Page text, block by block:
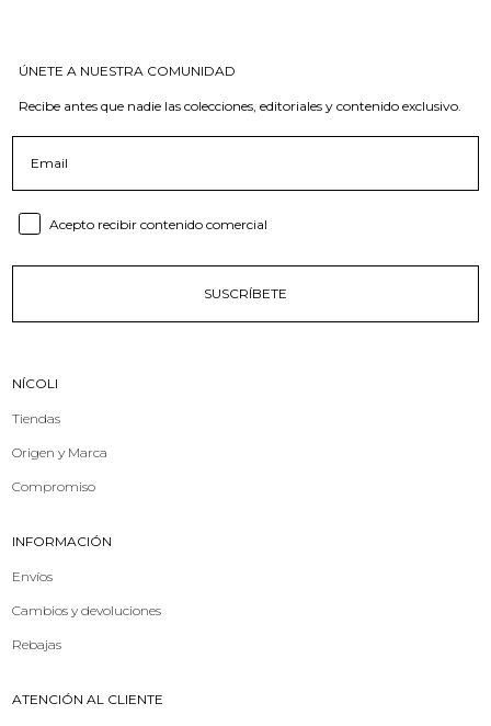
ÚNETE A NUESTRA COMUNIDAD
Recibe antes que nadie las colecciones, editoriales y contenido exclusivo.
Consent email
Acepto recibir contenido comercial
SUSCRÍBETE
NÍCOLI
Tiendas
Origen y Marca
Compromiso
INFORMACIÓN
Envíos
Cambios y devoluciones
Rebajas
ATENCIÓN AL CLIENTE